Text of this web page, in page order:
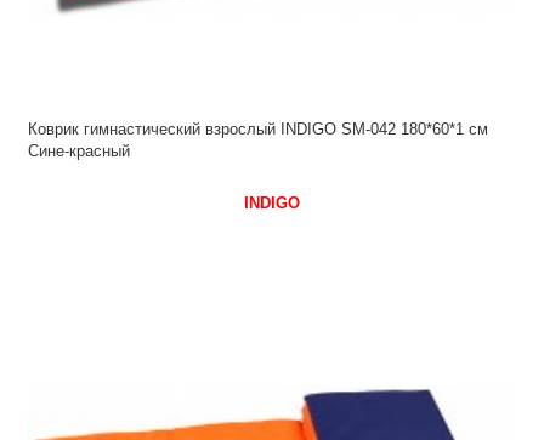
Коврик гимнастический взрослый INDIGO SM-042 180*60*1 см
Сине-красный
INDIGO